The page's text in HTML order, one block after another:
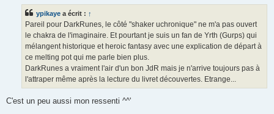
ypikaye a écrit : ↑
Pareil pour DarkRunes, le côté "shaker uchronique" ne m'a pas ouvert
le chakra de l'imaginaire. Et pourtant je suis un fan de Yrth (Gurps) qui
mélangent historique et heroic fantasy avec une explication de départ à
ce melting pot qui me parle bien plus.
DarkRunes a vraiment l'air d'un bon JdR mais je n'arrive toujours pas à
l'attraper même après la lecture du livret découvertes. Etrange...
C'est un peu aussi mon ressenti ^^'